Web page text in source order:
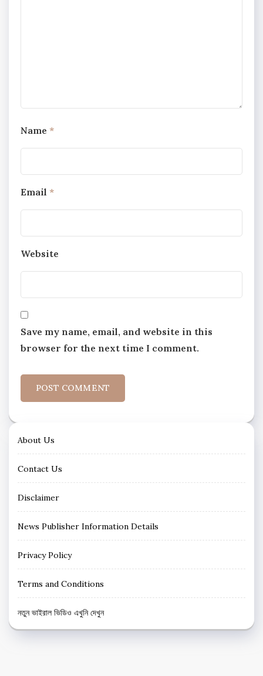
Name *
Email *
Website
Save my name, email, and website in this
browser for the next time I comment.
About Us
Contact Us
Disclaimer
News Publisher Information Details
Privacy Policy
Terms and Conditions
নতুন ভাইরাল ভিডিও এখুনি দেখুন